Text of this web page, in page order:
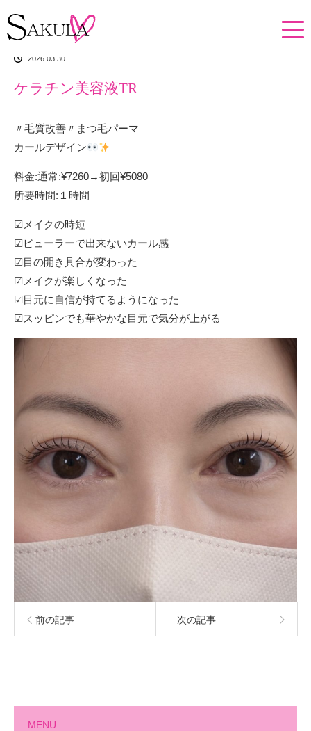
イチオシアイテム
2026.03.30
ケラチン美容液TR
〃毛質改善〃まつ毛パーマ
カールデザイン
料金:通常:¥7260→初回¥5080
所要時間:１時間
☑︎メイクの時短
☑︎ビューラーで出来ないカール感
☑︎目の開き具合が変わった
☑︎メイクが楽しくなった
☑︎目元に自信が持てるようになった
☑︎スッピンでも華やかな目元で気分が上がる
前の記事 次の記事
MENU